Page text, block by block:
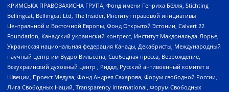
КРИМСЬКА ПРАВОЗАХИСНА ГРУПА, Фонд имени Генриха Бёлля, Stichting
Bellingcat, Bellingcat Ltd, The Insider, Институт правовой инициативы
Центральной и Восточной Европы, Фонд Открытой Эстонии, Calvert 22
Foundation, Канадский украинский конгресс, Институт Макдональда-Лорье,
Украинская национальная федерация Канады, Декабристы, Международный
научный центр им Вудро Вильсона, Свободная пресса, Возрождение,
Всеукраинский духовный центр , Риддл, Русский антивоенный комитет в
Швеции, Проект Медуза, Фонд Андрея Сахарова, Форум свободной России,
Лига Свободных Наций, Transparеncy International, Форум Свободных